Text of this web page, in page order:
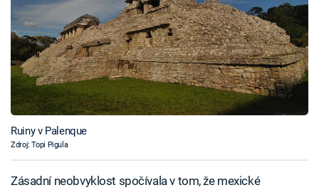
Ruiny v Palenque
Zdroj: Topi Pigula
Zásadní neobvyklost spočívala v tom, že mexické